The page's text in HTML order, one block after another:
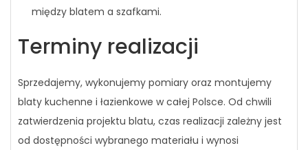
między blatem a szafkami.
Terminy realizacji
Sprzedajemy, wykonujemy pomiary oraz montujemy
blaty kuchenne i łazienkowe w całej Polsce. Od chwili
zatwierdzenia projektu blatu, czas realizacji zależny jest
od dostępności wybranego materiału i wynosi